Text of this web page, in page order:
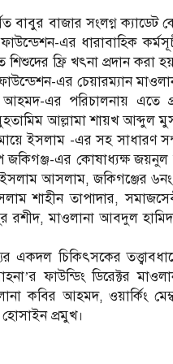
বাবুর বাজার সংলগ্ন ক্যাডেট
এর ধারাবাহিক
ফ্রি খৎনা প্রদান করা
এর চেয়ারম্যান
আহমদ-এর পরিচালনায় এতে
মুহতামিম আল্লামা শায়খ আব্দুল
ইসলাম -এর সহ সাধারণ
জকিগঞ্জ-এর কোষাধ্যক্ষ
আসলাম, জকিগঞ্জের
শাহীন তাপাদার,
রশীদ, মাওলানা আবদুল
একদল চিকিৎসকের
ফাউন্ডিং ডিরেক্টর
কবির আহমদ, ওয়ার্কিং
প্রমুখ।